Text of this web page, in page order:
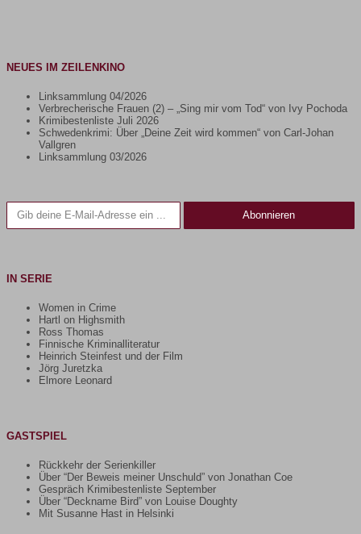
NEUES IM ZEILENKINO
Linksammlung 04/2026
Verbrecherische Frauen (2) – „Sing mir vom Tod“ von Ivy Pochoda
Krimibestenliste Juli 2026
Schwedenkrimi: Über „Deine Zeit wird kommen“ von Carl-Johan
Vallgren
Linksammlung 03/2026
Gib deine E-Mail-Adresse ein ...
Abonnieren
IN SERIE
Women in Crime
Hartl on Highsmith
Ross Thomas
Finnische Kriminalliteratur
Heinrich Steinfest und der Film
Jörg Juretzka
Elmore Leonard
GASTSPIEL
Rückkehr der Serienkiller
Über “Der Beweis meiner Unschuld” von Jonathan Coe
Gespräch Krimibestenliste September
Über “Deckname Bird” von Louise Doughty
Mit Susanne Hast in Helsinki